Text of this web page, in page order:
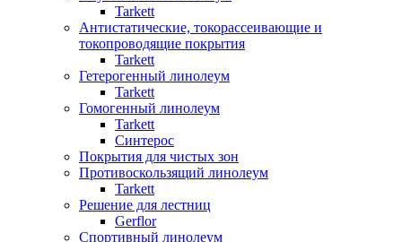
Tarkett
Антистатические, токорассеивающие и
токопроводящие покрытия
Tarkett
Гетерогенный линолеум
Tarkett
Гомогенный линолеум
Tarkett
Синтерос
Покрытия для чистых зон
Противоскользящий линолеум
Tarkett
Решение для лестниц
Gerflor
Спортивный линолеум